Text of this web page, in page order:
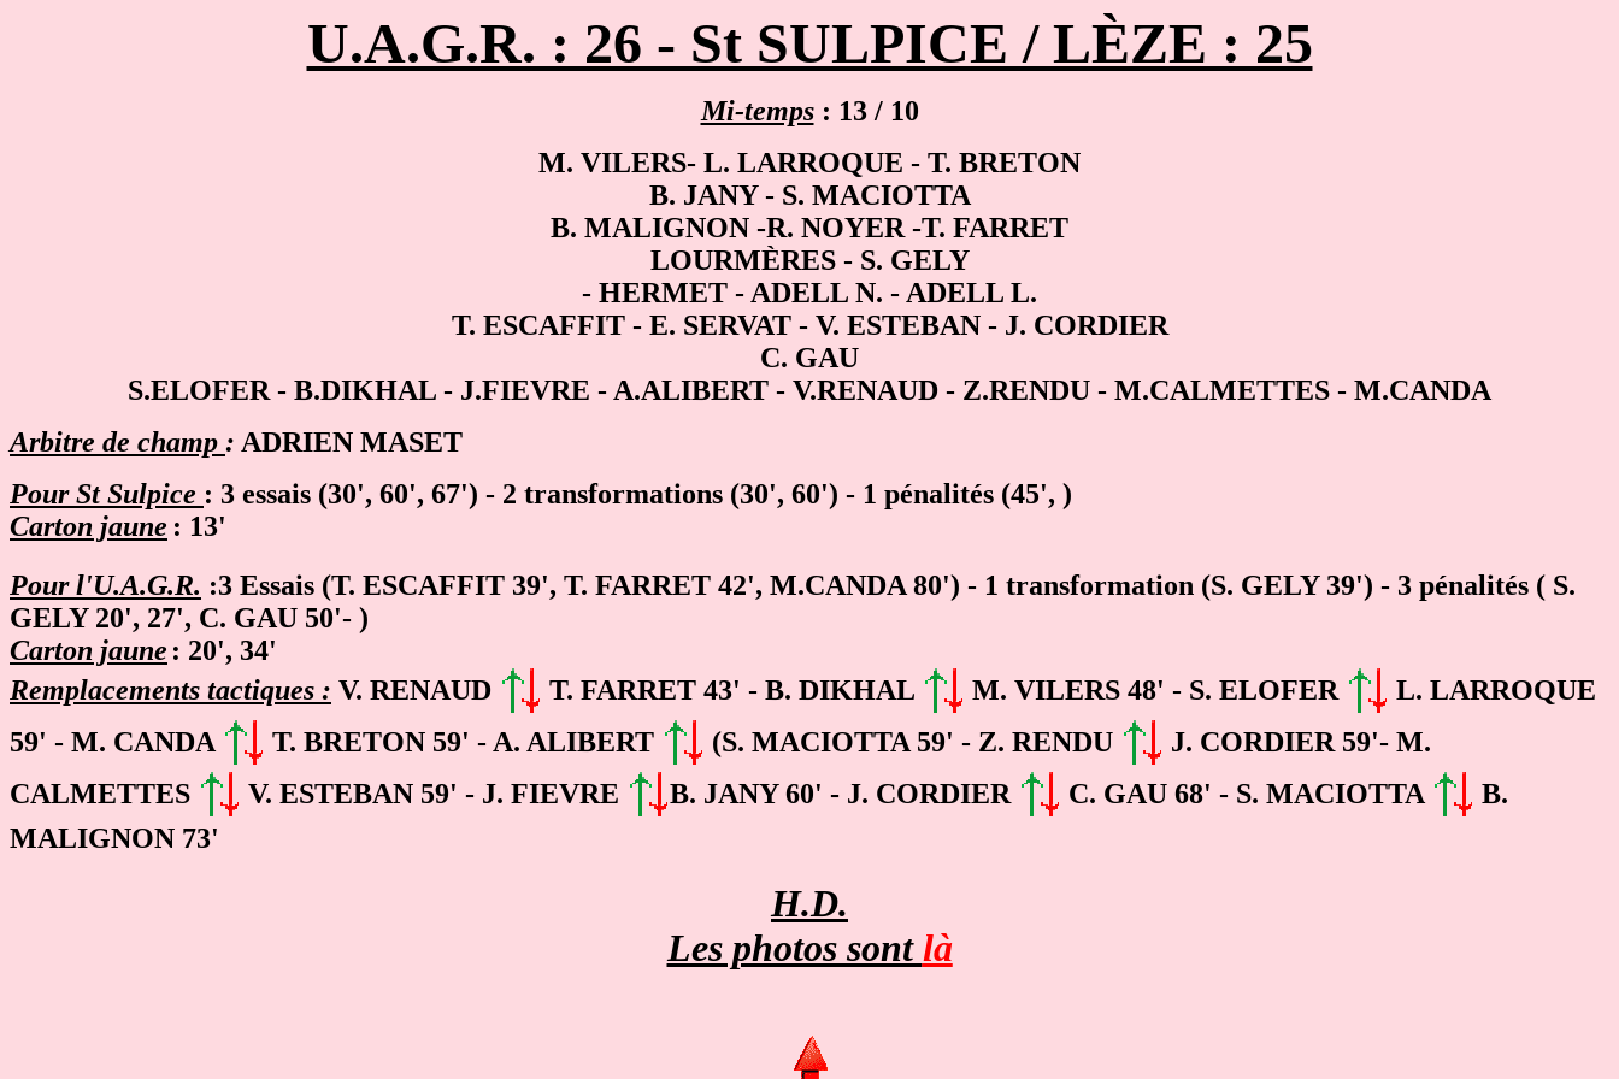
U.A.G.R. : 26 - St SULPICE / LÈZE : 25
Mi-temps: 13 / 10
M. VILERS- L. LARROQUE - T. BRETON
B. JANY - S. MACIOTTA
B. MALIGNON -R. NOYER -T. FARRET
LOURMÈRES - S. GELY
- HERMET - ADELL N. - ADELL L.
T. ESCAFFIT - E. SERVAT - V. ESTEBAN - J. CORDIER
C. GAU
S.ELOFER - B.DIKHAL - J.FIEVRE - A.ALIBERT - V.RENAUD - Z.RENDU - M.CALMETTES - M.CANDA
Arbitre de champ : ADRIEN MASET
Pour St Sulpice : 3 essais (30', 60', 67') - 2 transformations (30', 60') - 1 pénalités (45', )
Carton jaune : 13'
Pour l'U.A.G.R. :3 Essais (T. ESCAFFIT 39', T. FARRET 42', M.CANDA 80') - 1 transformation (S. GELY39') - 3 pénalités ( S.
GELY 20', 27', C. GAU 50'- )
Carton jaune : 20', 34'
Remplacements tactiques : V. RENAUD T. FARRET 43' - B. DIKHAL M. VILERS 48' - S. ELOFER
L. LARROQUE
59' - M. CANDA
T. BRETON 59' - A. ALIBERT (S. MACIOTTA 59' - Z. RENDU
J. CORDIER 59'- M.
CALMETTES
V. ESTEBAN 59' - J. FIEVRE B. JANY 60' - J. CORDIER C. GAU 68' - S. MACIOTTA
B.
MALIGNON 73'
H.D.
Les photos sontlà